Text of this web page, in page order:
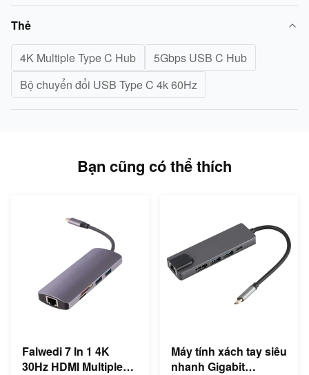
Thẻ
4K Multiple Type C Hub
5Gbps USB C Hub
Bộ chuyển đổi USB Type C 4k 60Hz
Bạn cũng có thể thích
Falwedi 7 In 1 4K
30Hz HDMI Multiple
Máy tính xách tay siêu
nhanh Gigabit